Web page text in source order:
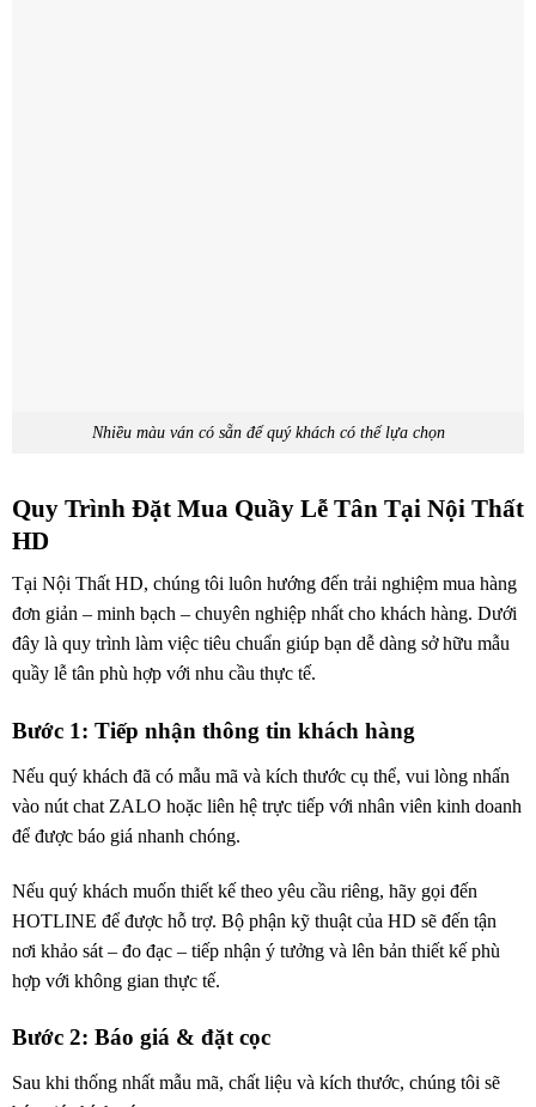
Nhiều màu ván có sẵn để quý khách có thể lựa chọn
Quy Trình Đặt Mua Quầy Lễ Tân Tại Nội Thất
HD
Tại Nội Thất HD, chúng tôi luôn hướng đến trải nghiệm mua hàng
đơn giản – minh bạch – chuyên nghiệp nhất cho khách hàng. Dưới
đây là quy trình làm việc tiêu chuẩn giúp bạn dễ dàng sở hữu mẫu
quầy lễ tân phù hợp với nhu cầu thực tế.
Bước 1: Tiếp nhận thông tin khách hàng
Nếu quý khách đã có mẫu mã và kích thước cụ thể, vui lòng nhấn
vào nút chat ZALO hoặc liên hệ trực tiếp với nhân viên kinh doanh
để được báo giá nhanh chóng.
Nếu quý khách muốn thiết kế theo yêu cầu riêng, hãy gọi đến
HOTLINE để được hỗ trợ. Bộ phận kỹ thuật của HD sẽ đến tận
nơi khảo sát – đo đạc – tiếp nhận ý tưởng và lên bản thiết kế phù
hợp với không gian thực tế.
Bước 2: Báo giá & đặt cọc
Sau khi thống nhất mẫu mã, chất liệu và kích thước, chúng tôi sẽ